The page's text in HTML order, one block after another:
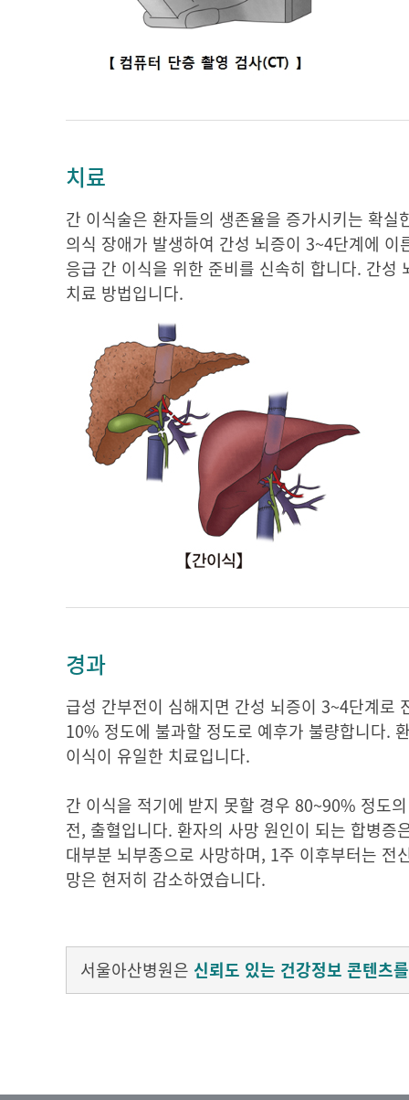
치료
간 이식술은 환자들의 생존율을 증가시키는 확
의식 장애가 발생하여 간성 뇌증이 3~4단계에
응급 간 이식을 위한 준비를 신속히 합니다. 간
치료 방법입니다.
경과
급성 간부전이 심해지면 간성 뇌증이 3~4단계로
10% 정도에 불과할 정도로 예후가 불량합니다.
이식이 유일한 치료입니다.
간 이식을 적기에 받지 못할 경우 80~90% 정도
전, 출혈입니다. 환자의 사망 원인이 되는 합병
대부분 뇌부종으로 사망하며, 1주 이후부터는
망은 현저히 감소하였습니다.
서울아산병원은 신뢰도 있는 건강정보 콘텐츠